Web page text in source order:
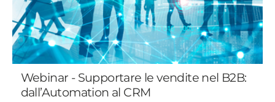
Webinar - Supportare le vendite nel B2B:
dall’Automation al CRM